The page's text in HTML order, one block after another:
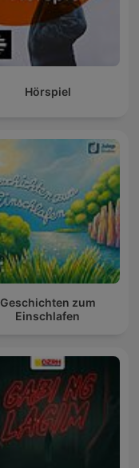
Hörspiel
Geschichten zum
Einschlafen